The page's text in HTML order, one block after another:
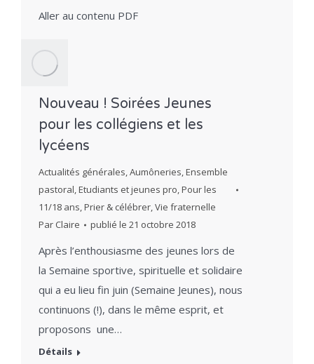
Aller au contenu PDF
Nouveau ! Soirées Jeunes
pour les collégiens et les
lycéens
Actualités générales,Aumôneries,Ensemble
pastoral,Etudiants et jeunes pro,Pour les
11/18 ans,Prier & célébrer,Vie fraternelle
Par Claire publié le 21 octobre 2018
Après l’enthousiasme des jeunes lors de
la Semaine sportive, spirituelle et solidaire
qui a eu lieu fin juin (Semaine Jeunes), nous
continuons (!), dans le même esprit, et
proposons une…
Détails